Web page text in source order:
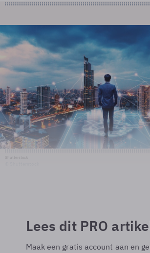
Lees dit PRO
Maak een gratis account aan en